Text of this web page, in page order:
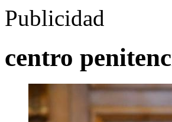
Publicidad
centro